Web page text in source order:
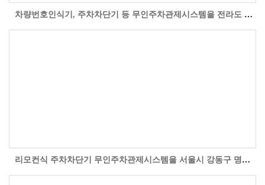
차량번호인식기, 주차차단기 등 무인주차관제시스템을 전라도 광주시 북구 양산동 롯데푸드광주공장 주차장에 설치 시공한 현장 사진입니다. - 60개월..
리모컨식 주차차단기 무인주차관제시스템을 서울시 강동구 명일동 현대자원 지상주차장에 설치 시공한 현장 사진입니다.